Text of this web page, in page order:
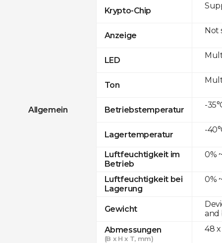
Allgemein
Krypto-Chip
Anzeige
LED
Ton
Betriebstemperatur
Lagertemperatur
Luftfeuchtigkeit im
Betrieb
Luftfeuchtigkeit bei
Lagerung
Gewicht
Abmessungen
(B x H x T, mm)
Not
-
-
0%
0%
and
48 x